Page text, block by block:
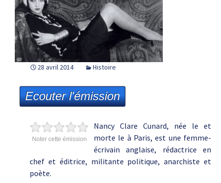
28 avril 2014 Histoire
Ecouter l'émission
Noter cette émission
Nancy Clare Cunard, née le et
morte le à Paris, est une femme-
écrivain anglaise, rédactrice en
chef et éditrice, militante politique, anarchiste et
poète.